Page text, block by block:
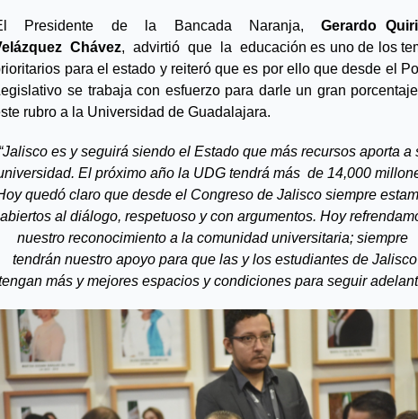
Presidente  de  la  Bancada  Naranja, Gerardo
Chávez,  advirtió  que  la  educación es uno de los
para el estado y reiteró que es por ello que desde el
se trabaja con esfuerzo para darle un gran
rubro a la Universidad de Guadalajara.
“Jalisco es y seguirá siendo el Estado que más recursos aporta a
El próximo año la UDG tendrá más  de 14,000
quedó claro que desde el Congreso de Jalisco siempre
abiertos al diálogo, respetuoso y con argumentos. Hoy
nuestro reconocimiento a la comunidad universitaria; siempre
tendrán nuestro apoyo para que las y los estudiantes de Jalisco
más y mejores espacios y condiciones para seguir